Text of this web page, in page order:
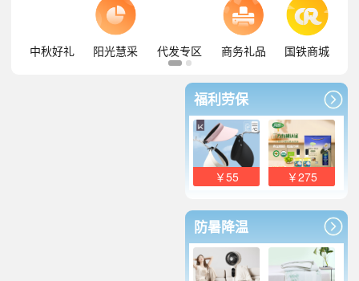
中秋好礼 阳光慧采 代发专区 商务礼品 国铁商城
福利劳保
￥55 ￥275
防暑降温